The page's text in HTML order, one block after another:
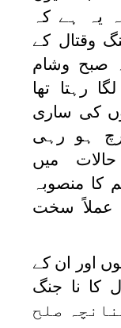
یہ ہے کہ
وقتال کے
صبح وشام
رہتا تھا
کی ساری
ہو رہی
میں
کا منصوبہ
عملاً سخت
اور ان کے
کا نا جنگ
صلح